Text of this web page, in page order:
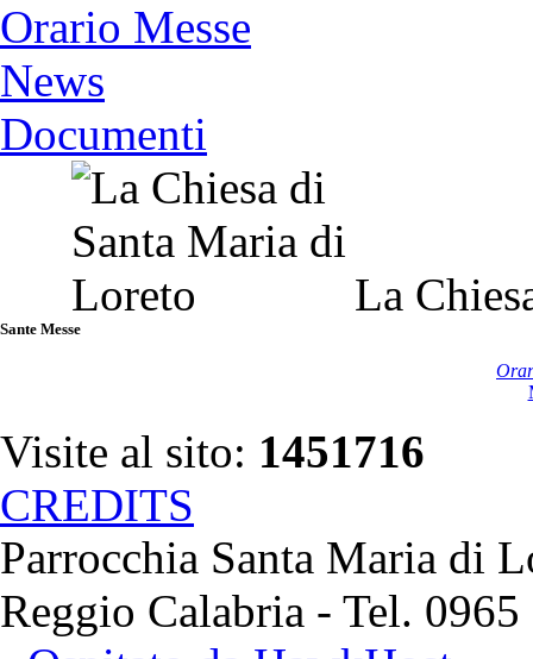
Orario Messe
News
Documenti
La
Sante Messe
Visite al sito: 1451716
CREDITS
Parrocchia Santa Maria di
Reggio Calabria - Tel. 0965